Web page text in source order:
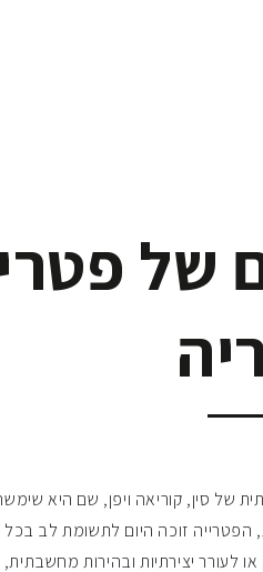
של
של סין, קוריאה ויפן, שם היא
הפטרייה זוכה היום לתשומת לב
לעורר יצירתיות ובהירות